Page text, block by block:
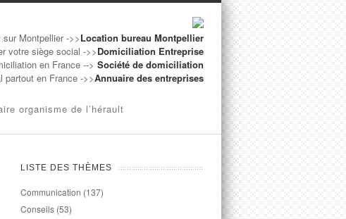
Montpellier ->>Location bureau Montpellier
votre siège social ->>Domiciliation Entreprise
en France --> Société de domiciliation
partout en France ->>Annuaire des entreprises
organisme de l’hérault
LISTE DES THÈMES
Communication (137)
Conseils (53)